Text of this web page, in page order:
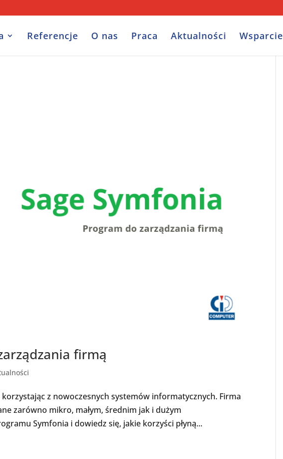
Referencje O nas Praca Aktualności Wsparcie
firmą
z nowoczesnych systemów informatycznych. Firma
zarówno mikro, małym, średnim jak i dużym
Symfonia i dowiedz się, jakie korzyści płyną...